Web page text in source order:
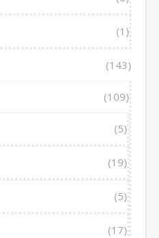
(1)
(143)
(109)
(5)
(19)
(5)
(17)